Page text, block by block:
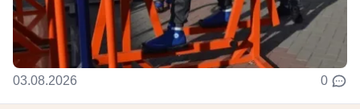
03.08.2026 0